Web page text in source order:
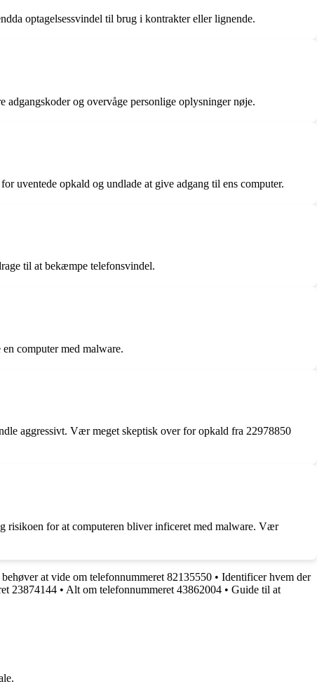
optagelsessvindel til brug i kontrakter eller lignende.
og overvåge personlige oplysninger nøje.
uventede opkald og undlade at give adgang til ens computer.
til at bekæmpe telefonsvindel.
computer med malware.
aggressivt. Vær meget skeptisk over for opkald fra 22978850
risikoen for at computeren bliver inficeret med malware. Vær
at vide om telefonnummeret 82135550 • Identificer hvem der
23874144 • Alt om telefonnummeret 43862004 • Guide til at